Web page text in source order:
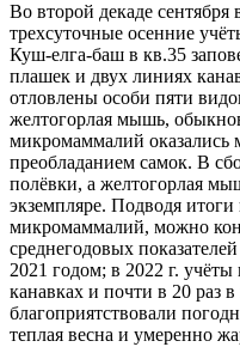
Во второй декаде сентября
трехсуточные осенние
Куш-елга-баш в кв.35
плашек и двух линиях
отловлены особи пяти
желтогорлая мышь,
микромаммалий оказались
преобладанием самок. В
полёвки, а желтогорлая
экземпляре. Подводя
микромаммалий, можно
среднегодовых
2021 годом; в 2022 г.
канавках и почти в 20 раз
благоприятствовали
теплая весна и умеренно